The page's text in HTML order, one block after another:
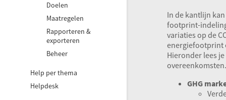
Doelen
Maatregelen
Rapporteren &
exporteren
Beheer
Help per thema
Helpdesk
In de kantlijn
footprint-
variaties op de
energiefootprint
Hieronder lees
overeenkomsten.
GHG